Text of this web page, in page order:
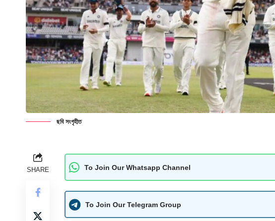
ছবি সংগৃহীত
SHARE To Join Our Whatsapp Channel
To Join Our Telegram Group